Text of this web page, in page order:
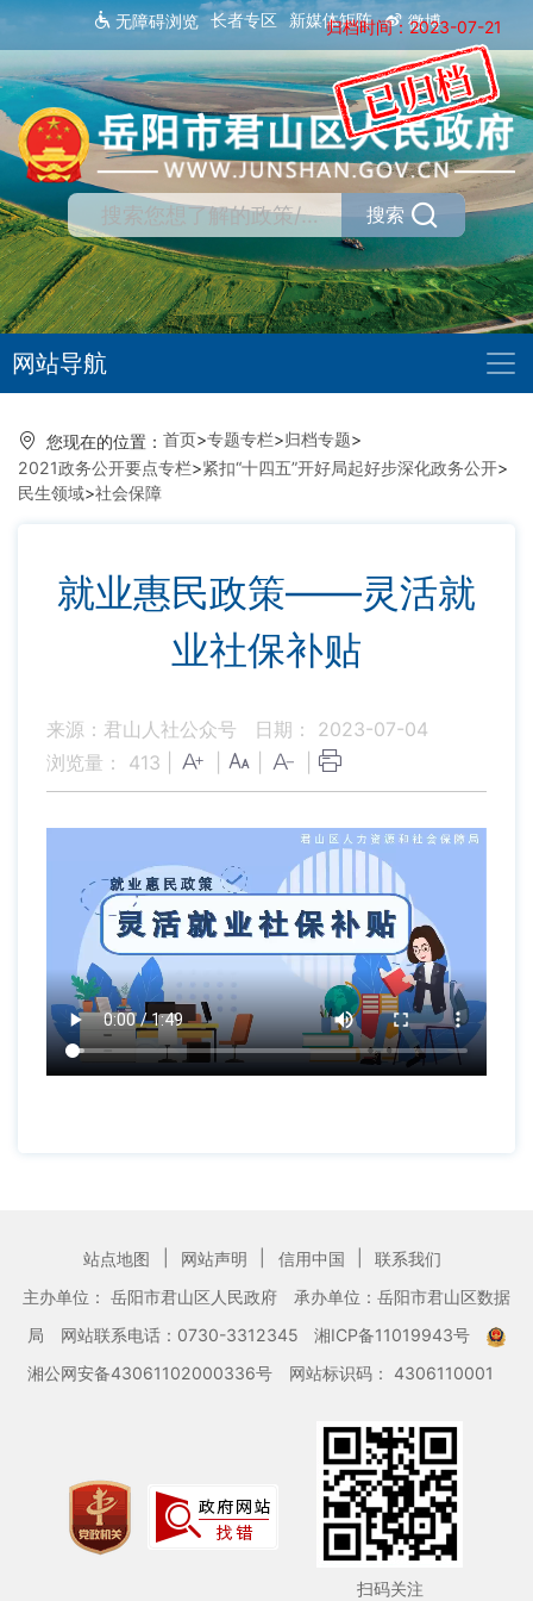
归档时间：2023-07-21
无障碍浏览 长者专区 新媒体矩阵 微博
搜索
网站导航
您现在的位置： 首页>专题专栏>归档专题>
2021政务公开要点专栏>紧扣“十四五”开好局起好步深化政务公开>
民生领域>社会保障
就业惠民政策——灵活就
业社保补贴
来源：君山人社公众号
日期： 2023-07-04
浏览量： 413
站点地图 网站声明 信用中国
联系我们
主办单位： 岳阳市君山区人民政府
承办单位：岳阳市君山区数据
局
网站联系电话：0730-3312345
湘ICP备11019943号
湘公网安备43061102000336号
网站标识码： 4306110001
扫码关注